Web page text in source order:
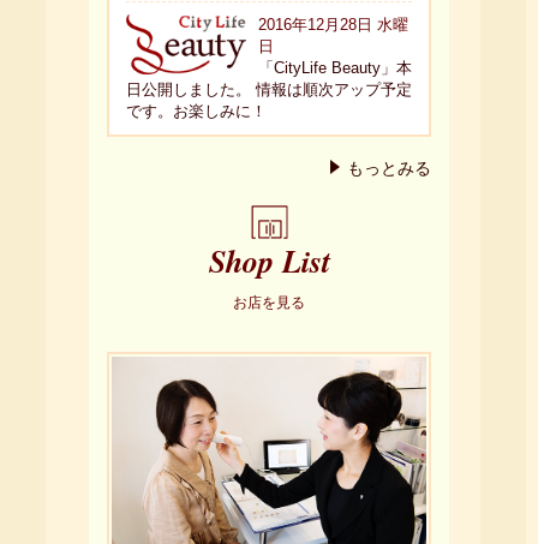
2016年12月28日 水曜
日
「CityLife Beauty」本
日公開しました。 情報は順次アップ予定
です。お楽しみに！
もっとみる
Shop List
お店を見る